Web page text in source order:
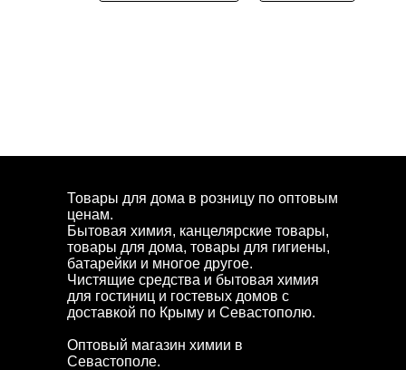
Товары для дома в розницу по оптовым
ценам.
Бытовая химия, канцелярские товары,
товары для дома, товары для гигиены,
батарейки и многое другое.
Чистящие средства и бытовая химия
для гостиниц и гостевых домов с
доставкой по Крыму и Севастополю.
Оптовый магазин химии в
Севастополе.